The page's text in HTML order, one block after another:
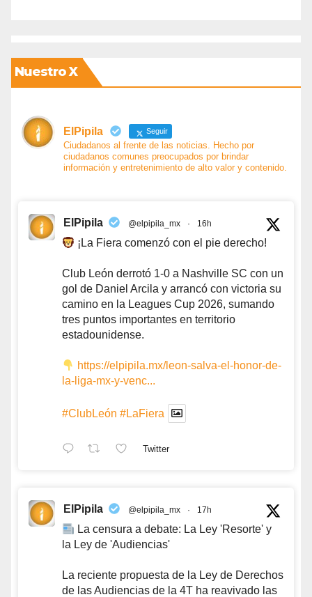
Nuestro X
ElPipila Seguir
Ciudadanos al frente de las noticias. Hecho por
ciudadanos comunes preocupados por brindar
información y entretenimiento de alto valor y contenido.
ElPipila @elpipila_mx · 16h
¡La Fiera comenzó con el pie derecho!
Club León derrotó 1-0 a Nashville SC con un
gol de Daniel Arcila y arrancó con victoria su
camino en la Leagues Cup 2026, sumando
tres puntos importantes en territorio
estadounidense.
https://elpipila.mx/leon-salva-el-honor-de-
la-liga-mx-y-venc...
#ClubLeón #LaFiera
Twitter
ElPipila @elpipila_mx · 17h
La censura a debate: La Ley 'Resorte' y
la Ley de 'Audiencias'
La reciente propuesta de la Ley de Derechos
de las Audiencias de la 4T ha reavivado las